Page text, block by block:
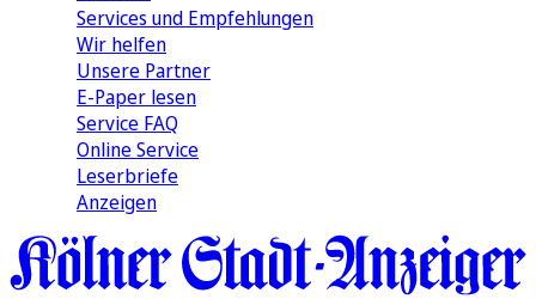
Services und Empfehlungen
Wir helfen
Unsere Partner
E-Paper lesen
Service FAQ
Online Service
Leserbriefe
Anzeigen